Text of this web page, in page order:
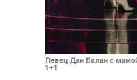
Певец Дан Балан с
1+1